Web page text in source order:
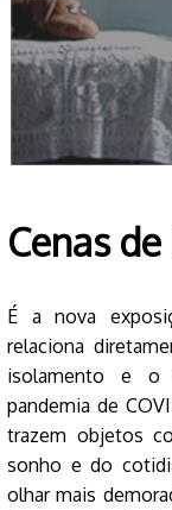
Cenas
É a nova
relaciona
isolamento e o
pandemia de
trazem objetos
sonho e do
olhar mais